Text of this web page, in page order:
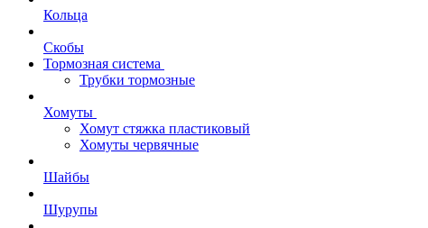
Кольца
Скобы
Тормозная система
Трубки тормозные
Хомуты
Хомут стяжка пластиковый
Хомуты червячные
Шайбы
Шурупы